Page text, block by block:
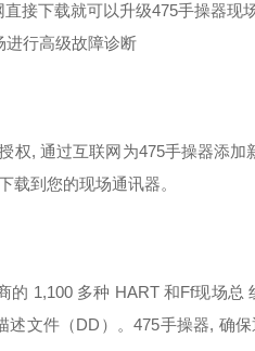
直接下载就可以升级475手操器
行高级故障诊断
权, 通过互联网为475手操器添
载到您的现场通讯器。
的 1,100 多种 HART 和Ff现场
述文件（DD）。475手操器, 确